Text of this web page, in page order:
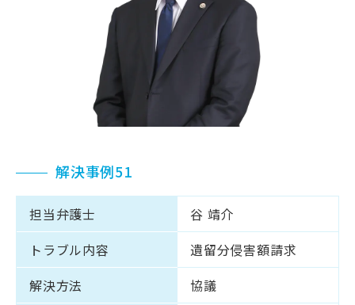
解決事例51
担当弁護士
谷 靖介
トラブル内容
遺留分侵害額請求
解決方法
協議